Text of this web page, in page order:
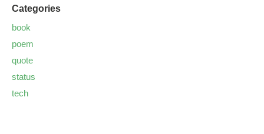
Categories
book
poem
quote
status
tech